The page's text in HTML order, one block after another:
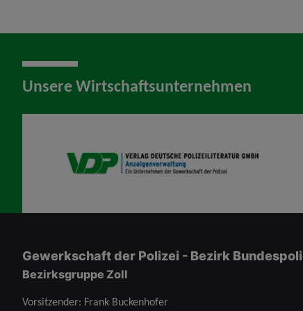
Unsere Wirtschaftsunternehmen
VDP AV
Gewerkschaft der Polizei - Bezirk
Bezirksgruppe Zoll
Vorsitzender: Frank Buckenhofer